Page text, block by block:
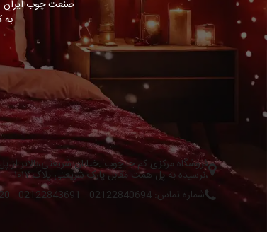
به
فروشگاه مرکزی کم جا چوب :خیابان شریعتی،بالاتر از
،نرسیده به پل همت مقابل پارک شریعتی پلاک ۱۰۱۷
شماره تماس: 02122840694 - 02122843691 - 02122855920